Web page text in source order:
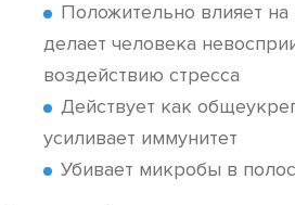
Положительно влияет
делает человека
воздействию стресса
Действует как
усиливает иммунитет
Убивает микробы в